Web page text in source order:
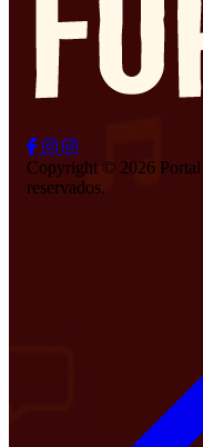
Copyright © 2026 Portal
reservados.